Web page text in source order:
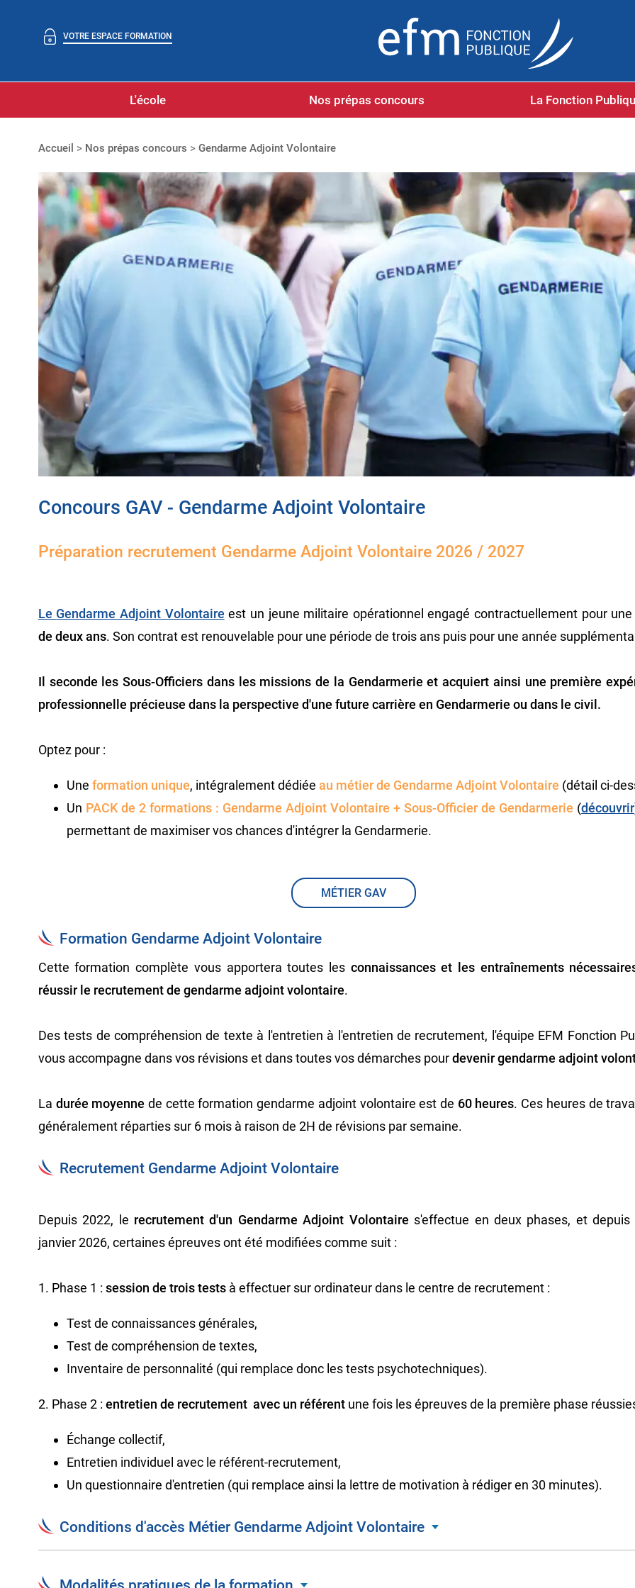
VOTRE ESPACE FORMATION
L'école Nos prépas concours La Fonction
Accueil > Nos prépas concours > Gendarme Adjoint Volontaire
Concours GAV - Gendarme Adjoint Volontaire
Préparation recrutement Gendarme Adjoint Volontaire 2026 / 2027
Le Gendarme Adjoint Volontaire est un jeune militaire opérationnel engagé contractuellement pour
de deux ans. Son contrat est renouvelable pour une période de trois ans puis pour une année
Il seconde les Sous-Officiers dans les missions de la Gendarmerie et acquiert ainsi une première
professionnelle précieuse dans la perspective d'une future carrière en Gendarmerie ou dans le civil.
Optez pour :
Une formation unique, intégralement dédiée au métier de Gendarme Adjoint Volontaire (détail ci-
Un PACK de 2 formations : Gendarme Adjoint Volontaire + Sous-Officier de Gendarmerie​ (découvrir
permettant de maximiser vos chances d'intégrer la Gendarmerie.
MÉTIER GAV
Formation Gendarme Adjoint Volontaire
Cette formation complète vous apportera toutes les connaissances et les entraînements
réussir le recrutement de gendarme adjoint volontaire.
Des tests de compréhension de texte à l'entretien à l'entretien de recrutement, l'équipe EFM Fonction
vous accompagne dans vos révisions et dans toutes vos démarches pourdevenir gendarme adjoint
La durée moyenne de cette formation gendarme adjoint volontaire est de 60 heures. Ces heures de
généralement réparties sur 6 mois à raison de 2H de révisions par semaine.
Recrutement Gendarme Adjoint Volontaire
Depuis 2022, le recrutement d'un Gendarme Adjoint Volontaire s'effectue en deux phases, et depuis
janvier 2026, certaines épreuves ont été modifiées comme suit :
1. Phase 1 : session de trois tests à effectuer sur ordinateur dans le centre de recrutement :
Test de connaissances générales,
Test de compréhension de textes,
Inventaire de personnalité (qui remplace donc les tests psychotechniques).
2. Phase 2 : entretien de recrutement avec un référent une fois les épreuves de la première phase
Échange collectif,
Entretien individuel avec le référent-recrutement,
Un questionnaire d'entretien (qui remplace ainsi la lettre de motivation à rédiger en 30 minutes).
Conditions d'accès Métier Gendarme Adjoint Volontaire